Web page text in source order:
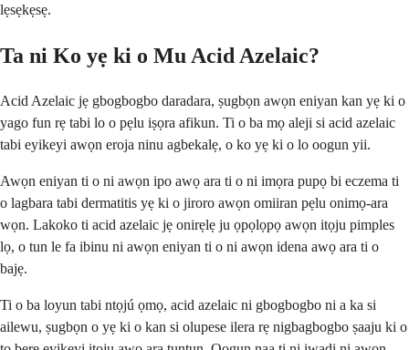
lẹsẹkẹsẹ.
Ta ni Ko yẹ ki o Mu Acid Azelaic?
Acid Azelaic jẹ gbogbogbo daradara, ṣugbọn awọn eniyan kan yẹ ki o
yago fun rẹ tabi lo o pẹlu iṣọra afikun. Ti o ba mọ aleji si acid azelaic
tabi eyikeyi awọn eroja ninu agbekalẹ, o ko yẹ ki o lo oogun yii.
Awọn eniyan ti o ni awọn ipo awọ ara ti o ni imọra pupọ bi eczema ti
o lagbara tabi dermatitis yẹ ki o jiroro awọn omiiran pẹlu onimọ-ara
wọn. Lakoko ti acid azelaic jẹ onirẹlẹ ju ọpọlọpọ awọn itọju pimples
lọ, o tun le fa ibinu ni awọn eniyan ti o ni awọn idena awọ ara ti o
bajẹ.
Ti o ba loyun tabi ntọjú ọmọ, acid azelaic ni gbogbogbo ni a ka si
ailewu, ṣugbọn o yẹ ki o kan si olupese ilera rẹ nigbagbogbo ṣaaju ki o